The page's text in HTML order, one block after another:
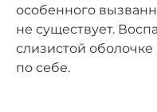
особенного
не существует.
слизистой
по себе.